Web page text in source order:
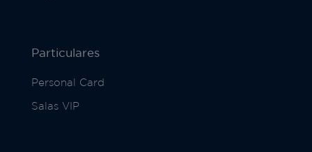
Particulares
Personal Card
Salas VIP